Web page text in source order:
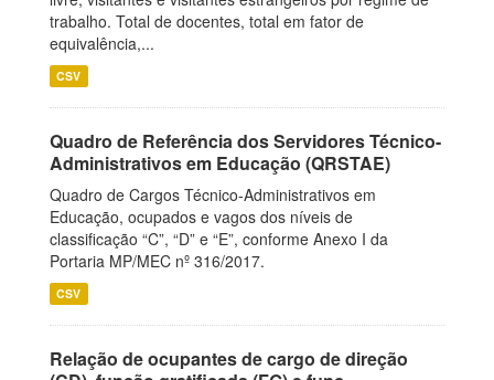
trabalho. Total de docentes, total em fator de
equivalência,...
CSV
Quadro de Referência dos Servidores Técnico-
Administrativos em Educação (QRSTAE)
Quadro de Cargos Técnico-Administrativos em
Educação, ocupados e vagos dos níveis de
classificação “C”, “D” e “E”, conforme Anexo I da
Portaria MP/MEC nº 316/2017.
CSV
Relação de ocupantes de cargo de direção